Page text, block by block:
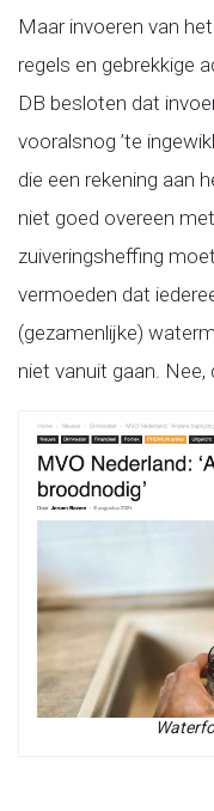
Maar invoeren van
regels en gebrekkige
DB besloten dat
vooralsnog ’te
die een rekening aan
niet goed overeen
zuiveringsheffing
vermoeden dat
(gezamenlijke)
niet vanuit gaan. Nee,